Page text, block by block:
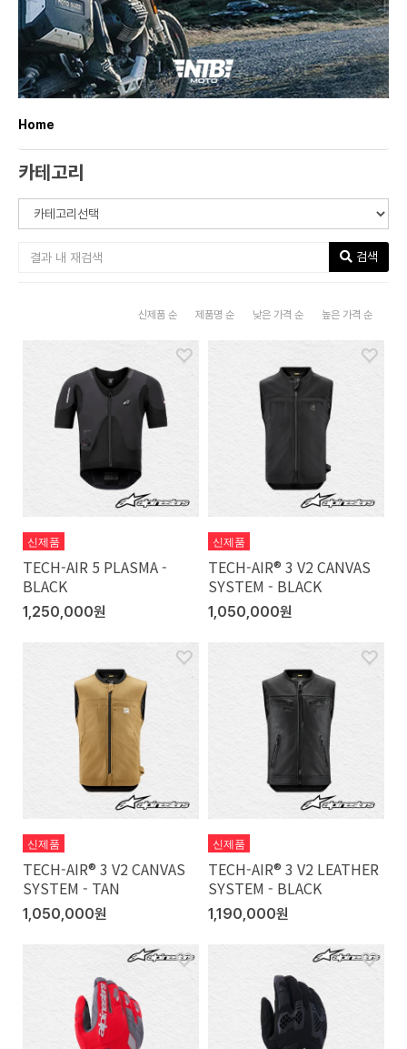
Home
카테고리
검색
신제품 순 제품명 순 낮은 가격 순 높은 가격 순
신제품
TECH-AIR 5 PLASMA -
BLACK
1,250,000원
신제품
TECH-AIR® 3 V2 CANVAS
SYSTEM - BLACK
1,050,000원
신제품
TECH-AIR® 3 V2 CANVAS
SYSTEM - TAN
1,050,000원
신제품
TECH-AIR® 3 V2 LEATHER
SYSTEM - BLACK
1,190,000원